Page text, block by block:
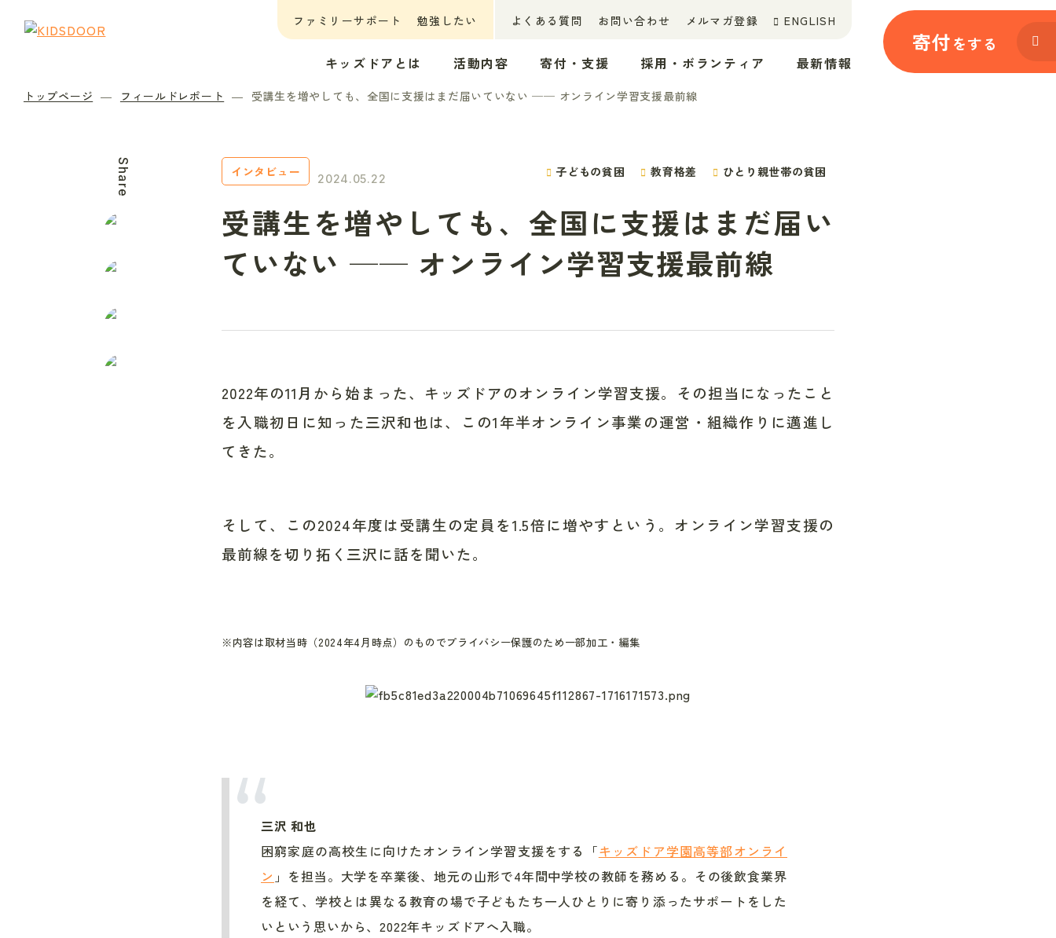
ファミリーサポート 勉強したい よくある質問 お問い合わせ メルマガ登録 ENGLISH
キッズドアとは 活動内容 寄付・支援 採用・ボランティア 最新情報
寄付をする
トップページ フィールドレポート 受講生を増やしても、全国に支援はまだ届いていない ── オンライン学習支援最前線
Share インタビュー 2024.05.22 子どもの貧困 教育格差 ひとり親世帯の貧困
受講生を増やしても、全国に支援はまだ届い
ていない ── オンライン学習支援最前線
2022年の11月から始まった、キッズドアのオンライン学習支援。その担当になったこと
を入職初日に知った三沢和也は、この1年半オンライン事業の運営・組織作りに邁進し
てきた。
そして、この2024年度は受講生の定員を1.5倍に増やすという。オンライン学習支援の
最前線を切り拓く三沢に話を聞いた。
※内容は取材当時（2024年4月時点）のものでプライバシー保護のため一部加工・編集
三沢 和也
困窮家庭の高校生に向けたオンライン学習支援をする
「キッズドア学園高等部オンライ
ン 」を担当。大学を卒業後、地元の山形で4年間中学校の教師を務める。その後飲食業界
を経て、 学校とは異なる教育の場で子どもたち一人ひとりに寄り添ったサポートをした
いという思いから、2022年キッズドアへ入職。